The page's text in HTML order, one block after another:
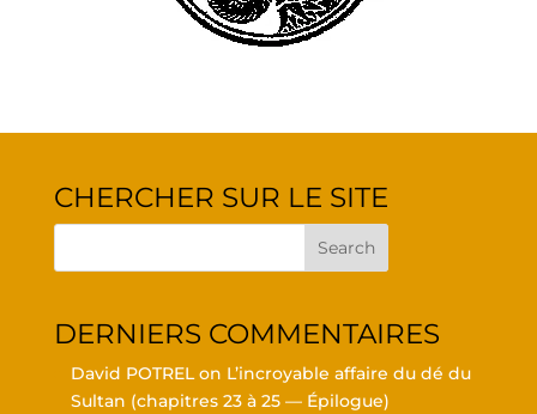
CHER­CHER SUR LE SITE
DER­NIERS COMMENTAIRES
David POTRELon L’in­croyable affaire du dé du
Sul­tan (cha­pitres 23 à 25 — Épilogue)